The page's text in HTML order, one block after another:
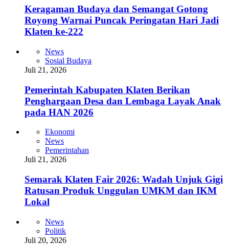
Keragaman Budaya dan Semangat Gotong
Royong Warnai Puncak Peringatan Hari Jadi
Klaten ke-222
News
Sosial Budaya
Juli 21, 2026
Pemerintah Kabupaten Klaten Berikan
Penghargaan Desa dan Lembaga Layak Anak
pada HAN 2026
Ekonomi
News
Pemerintahan
Juli 21, 2026
Semarak Klaten Fair 2026: Wadah Unjuk Gigi
Ratusan Produk Unggulan UMKM dan IKM
Lokal
News
Politik
Juli 20, 2026